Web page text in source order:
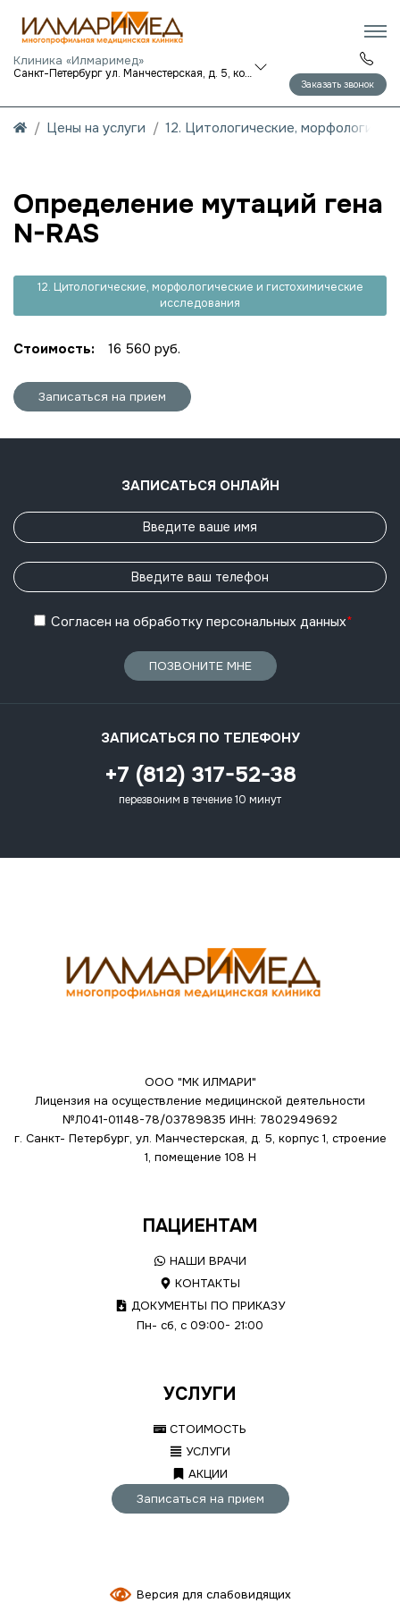
Клиника «Илмаримед»
Санкт-Петербург ул. Манчестерская, д. 5, корп. 1
Заказать звонок
Цены на услуги 12. Цитологические,
Определение мутаций гена
N-RAS
12. Цитологические, морфологические и гистохимические
исследования
Стоимость: 16 560 руб.
Записаться на прием
ЗАПИСАТЬСЯ ОНЛАЙН
Согласен на обработку персональных данных*
ПОЗВОНИТЕ МНЕ
ЗАПИСАТЬСЯ ПО ТЕЛЕФОНУ
+7 (812) 317-52-38
перезвоним в течение 10 минут
ООО "МК ИЛМАРИ"
Лицензия на осуществление медицинской деятельности
№Л041-01148-78/03789835 ИНН: 7802949692
г. Санкт- Петербург, ул. Манчестерская, д. 5, корпус 1, строение
1, помещение 108 Н
ПАЦИЕНТАМ
НАШИ ВРАЧИ
КОНТАКТЫ
ДОКУМЕНТЫ ПО ПРИКАЗУ
Пн- сб, с 09:00- 21:00
УСЛУГИ
СТОИМОСТЬ
УСЛУГИ
АКЦИИ
Записаться на прием
Версия для слабовидящих